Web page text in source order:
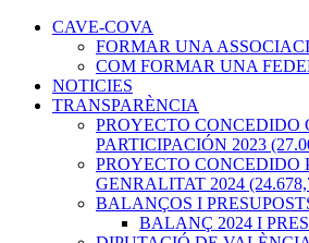
CAVE-COVA
FORMAR UNA
COM FORMAR UNA
NOTICIES
TRANSPARÈNCIA
PROYECTO CONCEDIDO
PARTICIPACIÓN 2023
PROYECTO CONCEDIDO
GENRALITAT 2024
BALANÇOS I
BALANÇ 2024 I